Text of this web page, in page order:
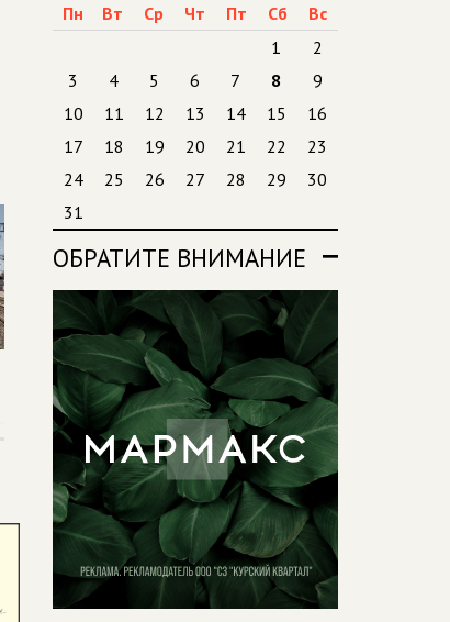
Пн Вт Ср Чт Пт Сб
Вс
1
2
3
4 5 6 7 8
9
10
11 12 13 14 15
16
17
18 19 20 21 22
23
24
25 26 27 28 29
30
31
ОБРАТИТЕ ВНИМАНИЕ